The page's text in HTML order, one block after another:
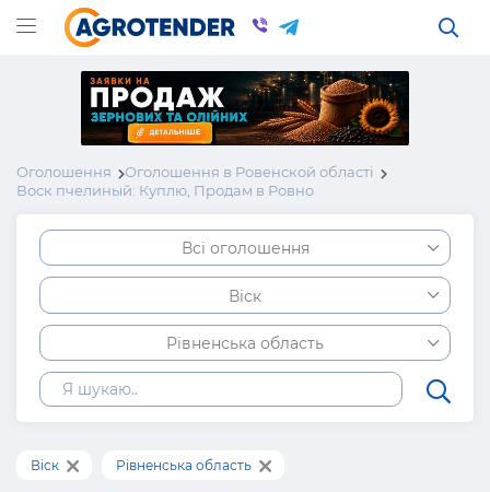
Оголошення
Оголошення в Ровенской області
Воск пчелиный: Куплю, Продам в Ровно
Всі оголошення
Віск
Рівненська область
Віск Рівненська область